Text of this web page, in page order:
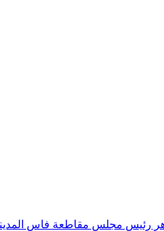
مجلس مقاطعة فاس المدينة يهنئ صاحب